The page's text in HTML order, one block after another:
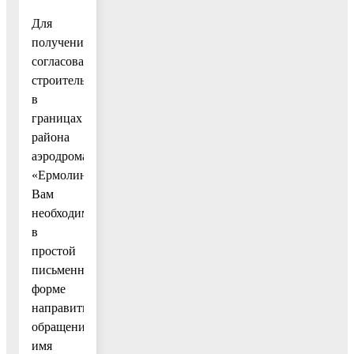
Для
получения
согласования
строительства
в
границах
района
аэродрома
«Ермолино»
Вам
необходимо
в
простой
письменной
форме
направить
обращение на
имя